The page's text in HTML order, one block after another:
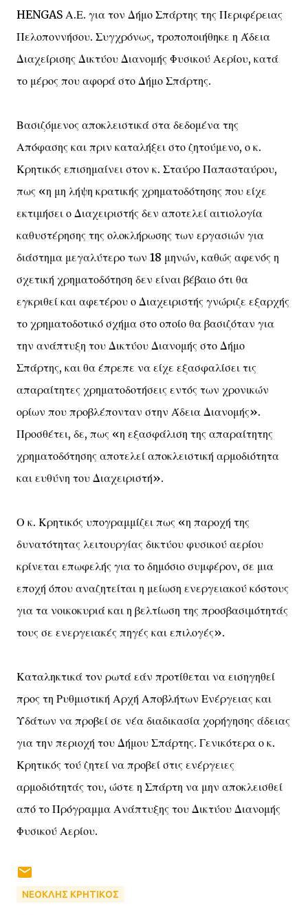
HENGAS Α.Ε. για τον Δήμο Σπάρτης της Περιφέρειας
Πελοποννήσου. Συγχρόνως, τροποποιήθηκε η Άδεια
Διαχείρισης Δικτύου Διανομής Φυσικού Αερίου, κατά
το μέρος που αφορά στο Δήμο Σπάρτης.
Βασιζόμενος αποκλειστικά στα δεδομένα της
Απόφασης και πριν καταλήξει στο ζητούμενο, ο κ.
Κρητικός επισημαίνει στον κ. Σταύρο Παπασταύρου,
πως «η μη λήψη κρατικής χρηματοδότησης που είχε
εκτιμήσει ο Διαχειριστής δεν αποτελεί αιτιολογία
καθυστέρησης της ολοκλήρωσης των εργασιών για
διάστημα μεγαλύτερο των 18 μηνών, καθώς αφενός η
σχετική χρηματοδότηση δεν είναι βέβαιο ότι θα
εγκριθεί και αφετέρου ο Διαχειριστής γνώριζε εξαρχής
το χρηματοδοτικό σχήμα στο οποίο θα βασιζόταν για
την ανάπτυξη του Δικτύου Διανομής στο Δήμο
Σπάρτης, και θα έπρεπε να είχε εξασφαλίσει τις
απαραίτητες χρηματοδοτήσεις εντός των χρονικών
ορίων που προβλέπονταν στην Άδεια Διανομής».
Προσθέτει, δε, πως «η εξασφάλιση της απαραίτητης
χρηματοδότησης αποτελεί αποκλειστική αρμοδιότητα
και ευθύνη του Διαχειριστή».
Ο κ. Κρητικός υπογραμμίζει πως «η παροχή της
δυνατότητας λειτουργίας δικτύου φυσικού αερίου
κρίνεται επωφελής για το δημόσιο συμφέρον, σε μια
εποχή όπου αναζητείται η μείωση ενεργειακού κόστους
για τα νοικοκυριά και η βελτίωση της προσβασιμότητάς
τους σε ενεργειακές πηγές και επιλογές».
Καταληκτικά τον ρωτά εάν προτίθεται να εισηγηθεί
προς τη Ρυθμιστική Αρχή Αποβλήτων Ενέργειας και
Υδάτων να προβεί σε νέα διαδικασία χορήγησης άδειας
για την περιοχή του Δήμου Σπάρτης. Γενικότερα ο κ.
Κρητικός τού ζητεί να προβεί στις ενέργειες
αρμοδιότητάς του, ώστε η Σπάρτη να μην αποκλεισθεί
από το Πρόγραμμα Ανάπτυξης του Δικτύου Διανομής
Φυσικού Αερίου.
ΝΕΟΚΛΗΣ ΚΡΗΤΙΚΟΣ